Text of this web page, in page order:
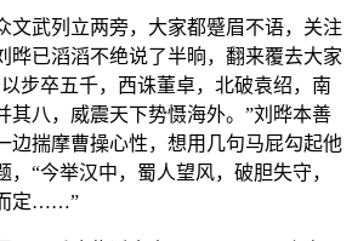
文武列立两旁，大家都蹙眉不语，关注
晔已滔滔不绝说了半晌，翻来覆去大家
步卒五千，西诛董卓，北破袁绍，南
其八，威震天下势慑海外。”刘晔本善
边揣摩曹操心性，想用几句马屁勾起他
“今举汉中，蜀人望风，破胆失守，
定……”